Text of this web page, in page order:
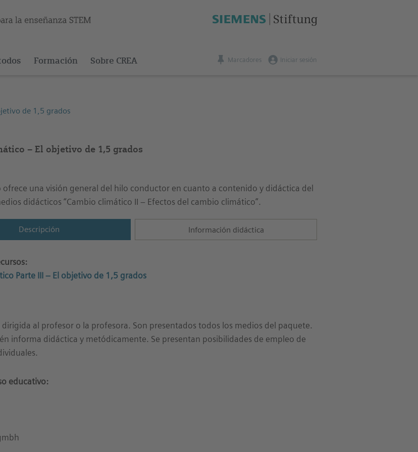
Formación Sobre CREA Marcadores Iniciar sesión
de 1,5 grados
– El objetivo de 1,5 grados
ofrece una visión general del hilo conductor en cuanto a contenido y didáctica del
didácticos “Cambio climático II – Efectos del cambio climático”.
Descripción Información didáctica
Parte III – El objetivo de 1,5 grados
dirigida al profesor o la profesora. Son presentados todos los medios del paquete.
informa didáctica y metódicamente. Se presentan posibilidades de empleo de
educativo: